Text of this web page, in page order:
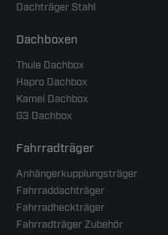
Dachträger Stahl
Dachboxen
Thule Dachbox
Hapro Dachbox
Kamei Dachbox
G3 Dachbox
Fahrradträger
Anhängerkupplungsträger
Fahrraddachträger
Fahrradheckträger
Fahrradträger Zubehör